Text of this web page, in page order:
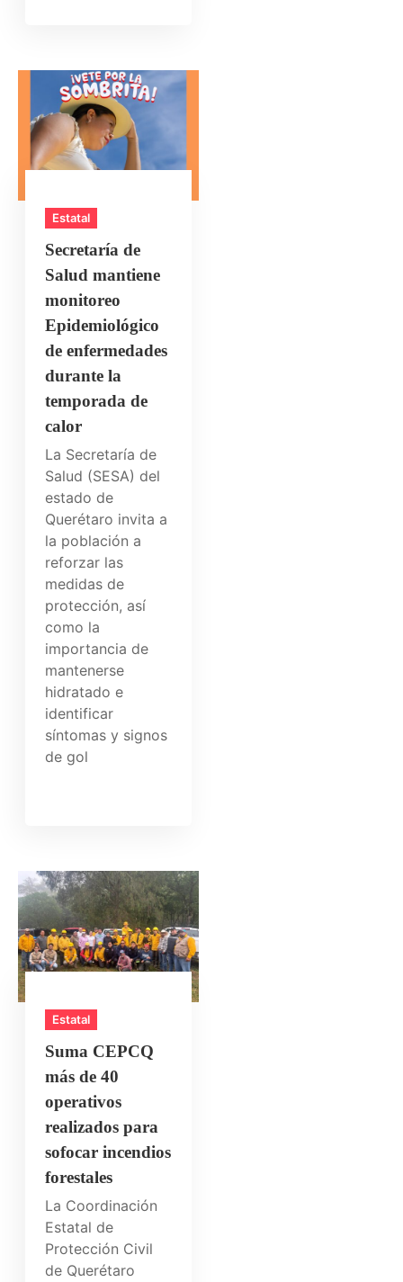
Estatal
Secretaría de
Salud mantiene
monitoreo
Epidemiológico
de enfermedades
durante la
temporada de
calor
La Secretaría de
Salud (SESA) del
estado de
Querétaro invita a
la población a
reforzar las
medidas de
protección, así
como la
importancia de
mantenerse
hidratado e
identificar
síntomas y signos
de gol
Estatal
Suma CEPCQ
más de 40
operativos
realizados para
sofocar incendios
forestales
La Coordinación
Estatal de
Protección Civil
de Querétaro